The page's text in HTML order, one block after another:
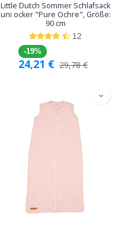
Little Dutch Sommer Schlafsack
uni ocker "Pure Ochre", Größe:
90 cm
12
-19%
24,21 € 29,78€